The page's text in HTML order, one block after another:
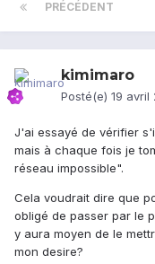
PRÉCÉDENT
kimimaro
Posté(e) 19 avril
J'ai essayé de vérifier
mais à chaque fois je
réseau impossible".
Cela voudrait dire que
obligé de passer par le
y aura moyen de le
mon desire?